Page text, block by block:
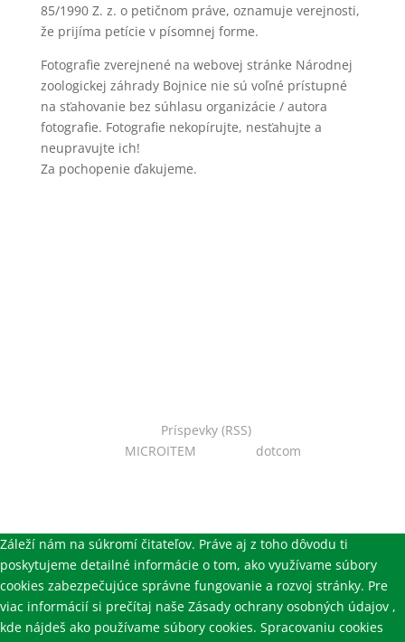
85/1990 Z. z. o petičnom práve, oznamuje verejnosti,
že prijíma petície v písomnej forme.
Fotografie zverejnené na webovej stránke Národnej
zoologickej záhrady Bojnice nie sú voľné prístupné
na sťahovanie bez súhlasu organizácie / autora
fotografie. Fotografie nekopírujte, nesťahujte a
neupravujte ich!
Za pochopenie ďakujeme.
Príspevky (RSS)
MICROITEM dotcom
Záleží nám na súkromí čitateľov. Práve aj z toho dôvodu ti
poskytujeme detailné informácie o tom, ako využívame súbory
cookies zabezpečujúce správne fungovanie a rozvoj stránky. Pre
viac informácií si prečítaj naše Zásady ochrany osobných údajov ,
kde nájdeš ako používame súbory cookies. Spracovaniu cookies